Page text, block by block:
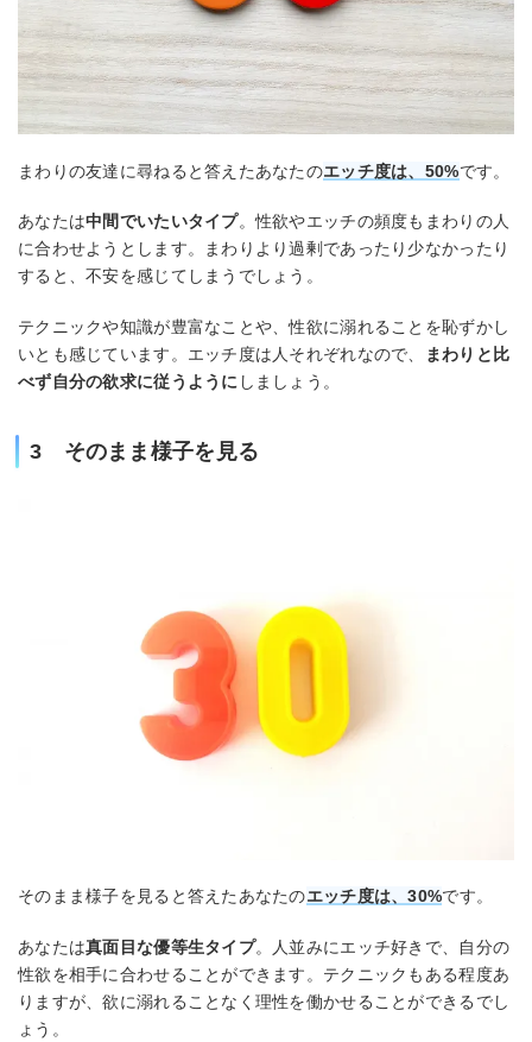
まわりの友達に尋ねると答えたあなたのエッチ度は、50%です。
あなたは中間でいたいタイプ。性欲やエッチの頻度もまわりの人
に合わせようとします。まわりより過剰であったり少なかったり
すると、不安を感じてしまうでしょう。
テクニックや知識が豊富なことや、性欲に溺れることを恥ずかし
いとも感じています。エッチ度は人それぞれなので、
まわりと比
べず自分の欲求に従うように しましょう。
3 そのまま様子を見る
そのまま様子を見ると答えたあなたのエッチ度は、30%です。
あなたは真面目な優等生タイプ。人並みにエッチ好きで、自分の
性欲を相手に合わせることができます。テクニックもある程度あ
りますが、欲に溺れることなく理性を働かせることができるでし
ょう。